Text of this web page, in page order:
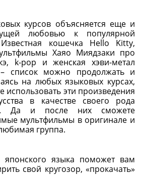
курсов объясняется еще и
любовью к популярной
кошечка Hello Kitty,
Хаяо Миядзаки про
k-pop и женская хэви-метал
список можно продолжать и
на любых языковых курсах,
использовать эти произведения
в качестве своего рода
Да и после них сможете
мультфильмы в оригинале и
группа.
японского языка поможет вам
свой кругозор, «прокачать»